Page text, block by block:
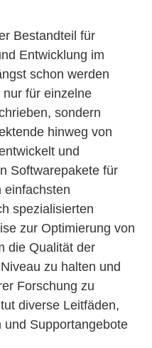
Bestandteil für
Entwicklung im
schon werden
für einzelne
sondern
hinweg von
und
Softwarepakete für
einfachsten
spezialisierten
zur Optimierung von
die Qualität der
zu halten und
Forschung zu
diverse Leitfäden,
und Supportangebote